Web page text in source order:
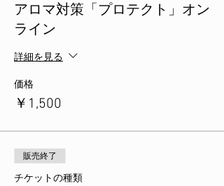
アロマ対策「プロテクト」オン
ライン
詳細を見る
価格
￥1,500
販売終了
チケットの種類